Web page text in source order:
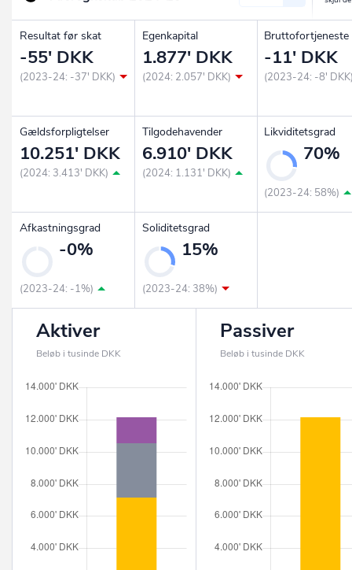
Resultat før skat
-55' DKK
(2023-24: -37' DKK)
Egenkapital
1.877' DKK
(2024: 2.057' DKK)
Bruttofortjeneste
-11' DKK
(2023-24: -8'
Gældsforpligtelser
10.251' DKK
(2024: 3.413' DKK)
Tilgodehavender
6.910' DKK
(2024: 1.131' DKK)
Likviditetsgrad
70%
(2023-24: 58%)
Afkastningsgrad
-0%
(2023-24: -1%)
Soliditetsgrad
15%
(2023-24: 38%)
Aktiver
Beløb i tusinde DKK
Passiver
Beløb i tusinde DKK